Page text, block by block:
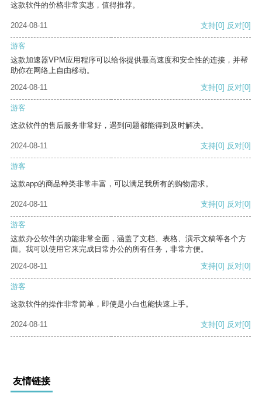
这款软件的价格非常实惠，值得推荐。
2024-08-11 支持[0] 反对[0]
游客
这款加速器VPM应用程序可以给你提供最高速度和安全性的连接，并帮
助你在网络上自由移动。
2024-08-11
支持[0] 反对[0]
游客
这款软件的售后服务非常好，遇到问题都能得到及时解决。
2024-08-11 支持[0] 反对[0]
游客
这款app的商品种类非常丰富，可以满足我所有的购物需求。
2024-08-11 支持[0] 反对[0]
游客
这款办公软件的功能非常全面，涵盖了文档、表格、演示文稿等各个方
面。我可以使用它来完成日常办公的所有任务，非常方便。
2024-08-11
支持[0] 反对[0]
游客
这款软件的操作非常简单，即使是小白也能快速上手。
2024-08-11 支持[0] 反对[0]
友情链接